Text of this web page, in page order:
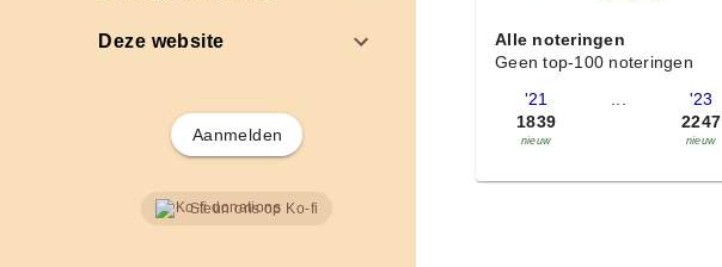
Deze website
Aanmelden
Steun ons op Ko-fi
Alle noteringen
Geen top-100 noteringen
'21
1839
nieuw
...
'23
2247
nieuw